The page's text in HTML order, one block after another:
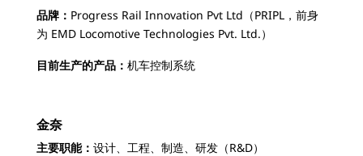
品牌： Progress Rail Innovation Pvt Ltd（PRIPL，前身
为 EMD Locomotive Technologies Pvt. Ltd.）
目前生产的产品： 机车控制系统
金奈
主要职能： 设计、工程、制造、研发（R&D）